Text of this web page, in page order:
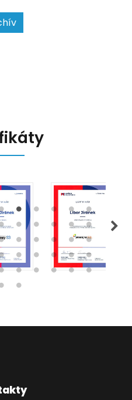
podnikatelům i
orgánům. Podívejme se
které EET 2.0